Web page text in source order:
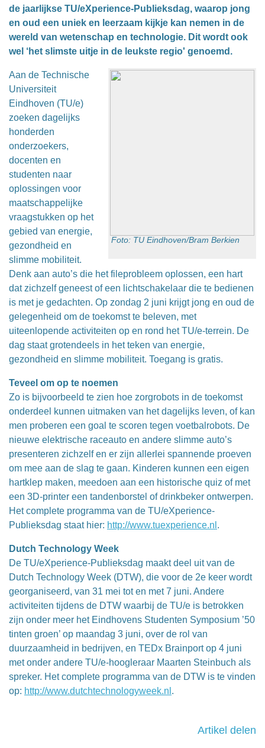
de jaarlijkse TU/eXperience-Publieksdag, waarop jong
en oud een uniek en leerzaam kijkje kan nemen in de
wereld van wetenschap en technologie. Dit wordt ook
wel ‘het slimste uitje in de leukste regio' genoemd.
Foto: TU Eindhoven/Bram Berkien
Aan de Technische
Universiteit
Eindhoven (TU/e)
zoeken dagelijks
honderden
onderzoekers,
docenten en
studenten naar
oplossingen voor
maatschappelijke
vraagstukken op het
gebied van energie,
gezondheid en
slimme mobiliteit.
Denk aan auto’s die het fileprobleem oplossen, een hart
dat zichzelf geneest of een lichtschakelaar die te bedienen
is met je gedachten. Op zondag 2 juni krijgt jong en oud de
gelegenheid om de toekomst te beleven, met
uiteenlopende activiteiten op en rond het TU/e-terrein. De
dag staat grotendeels in het teken van energie,
gezondheid en slimme mobiliteit. Toegang is gratis.
Teveel om op te noemen
Zo is bijvoorbeeld te zien hoe zorgrobots in de toekomst
onderdeel kunnen uitmaken van het dagelijks leven, of kan
men proberen een goal te scoren tegen voetbalrobots. De
nieuwe elektrische raceauto en andere slimme auto’s
presenteren zichzelf en er zijn allerlei spannende proeven
om mee aan de slag te gaan. Kinderen kunnen een eigen
hartklep maken, meedoen aan een historische quiz of met
een 3D-printer een tandenborstel of drinkbeker ontwerpen.
Het complete programma van de TU/eXperience-
Publieksdag staat hier: http://www.tuexperience.nl .
Dutch Technology Week
De TU/eXperience-Publieksdag maakt deel uit van de
Dutch Technology Week (DTW), die voor de 2e keer wordt
georganiseerd, van 31 mei tot en met 7 juni. Andere
activiteiten tijdens de DTW waarbij de TU/e is betrokken
zijn onder meer het Eindhovens Studenten Symposium ’50
tinten groen’ op maandag 3 juni, over de rol van
duurzaamheid in bedrijven, en TEDx Brainport op 4 juni
met onder andere TU/e-hoogleraar Maarten Steinbuch als
spreker. Het complete programma van de DTW is te vinden
op: http://www.dutchtechnologyweek.nl .
Artikel delen